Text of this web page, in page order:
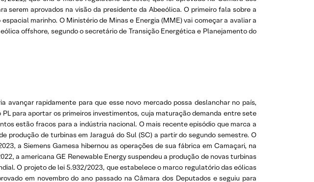
aprovados na visão da presidente da Abeeólica. O primeiro fala sobre a
marinho. O Ministério de Minas e Energia (MME) vai começar a avaliar a
offshore, segundo o secretário de Transição Energética e Planejamento do
avançar rapidamente para que esse novo mercado possa deslanchar no país,
para aportar os primeiros investimentos, cuja maturação demanda entre sete
estão fracos para a indústria nacional. O mais recente episódio que marca a
produção de turbinas em Jaraguá do Sul (SC) a partir do segundo semestre. O
a Siemens Gamesa hibernou as operações de sua fábrica em Camaçari, na
a americana GE Renewable Energy suspendeu a produção de novas turbinas
O projeto de lei 5.932/2023, que estabelece o marco regulatório das eólicas
em novembro do ano passado na Câmara dos Deputados e seguiu para